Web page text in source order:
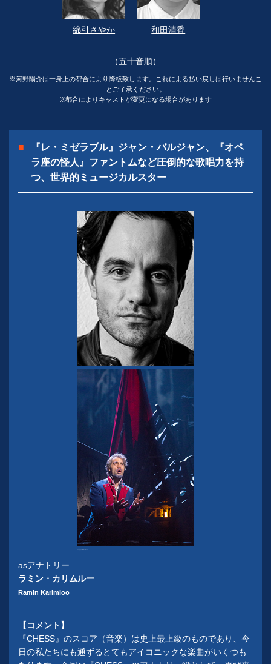
綿引さやか 和田清香
（五十音順）
※河野陽介は一身上の都合により降板致します。これによる払い戻しは行いませんこ
とご了承ください。
※都合によりキャストが変更になる場合があります
『レ・ミゼラブル』ジャン・バルジャン、『オペ
ラ座の怪人』ファントムなど圧倒的な歌唱力を持
つ、世界的ミュージカルスター
asアナトリー
ラミン・カリムルー
Ramin Karimloo
【コメント】
『CHESS』のスコア（音楽）は史上最上級のものであり、今
日の私たちにも通ずるとてもアイコニックな楽曲がいくつも